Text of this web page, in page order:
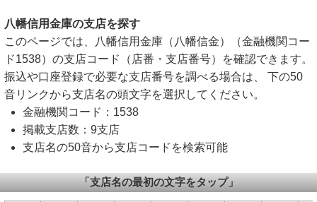
八幡信用金庫の支店を探す
このページでは、八幡信用金庫（八幡信金）（金融機関コー
ド1538）の支店コード（店番・支店番号）を確認できます。
振込や口座登録で必要な支店番号を調べる場合は、 下の50
音リンクから支店名の頭文字を選択してください。
金融機関コード：1538
掲載支店数：9支店
支店名の50音から支店コードを検索可能
「支店名の最初の文字をタップ」